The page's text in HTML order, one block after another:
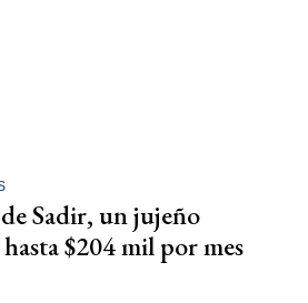
Sadir, un jujeño
$204 mil por mes